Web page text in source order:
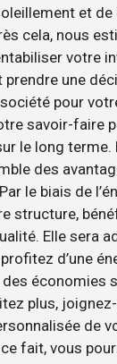
et de
cela, nous
votre
une
pour
savoir-faire
le long terme.
des
le biais de
structure,
Elle sera
d’une
des économies
plus,
de
fait, vous